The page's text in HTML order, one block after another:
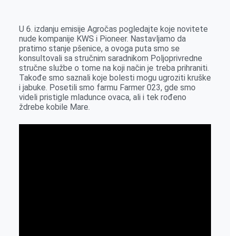
r
n
A
p
p
i
l
U 6. izdanju emisije Agročas pogledajte koje novitete
nude kompanije KWS i Pioneer. Nastavljamo da
pratimo stanje pšenice, a ovoga puta smo se
konsultovali sa stručnim saradnikom Poljoprivredne
stručne službe o tome na koji način je treba prihraniti.
Takođe smo saznali koje bolesti mogu ugroziti kruške
i jabuke. Posetili smo farmu Farmer 023, gde smo
videli pristigle mladunce ovaca, ali i tek rođeno
ždrebe kobile Mare.